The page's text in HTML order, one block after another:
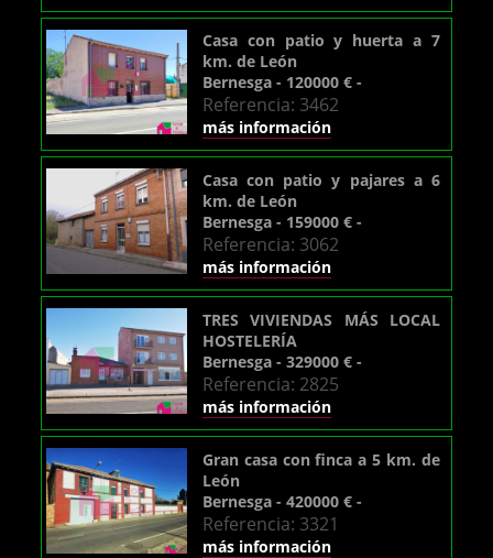
Casa con patio y huerta a 7
km. de León
Bernesga - 120000 € -
Referencia: 3462
más información
Casa con patio y pajares a 6
km. de León
Bernesga - 159000 € -
Referencia: 3062
más información
TRES VIVIENDAS MÁS LOCAL
HOSTELERÍA
Bernesga - 329000 € -
Referencia: 2825
más información
Gran casa con finca a 5 km. de
León
Bernesga - 420000 € -
Referencia: 3321
más información